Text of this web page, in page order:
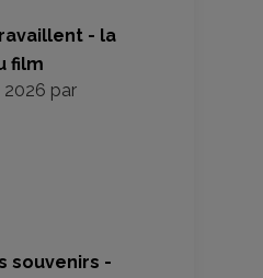
- la
film
2026 par
souvenirs -